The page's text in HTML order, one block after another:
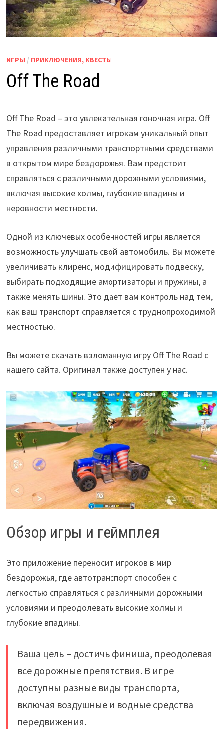
ИГРЫ / ПРИКЛЮЧЕНИЯ, КВЕСТЫ
Off The Road
Off The Road – это увлекательная гоночная игра. Off
The Road предоставляет игрокам уникальный опыт
управления различными транспортными средствами
в открытом мире бездорожья. Вам предстоит
справляться с различными дорожными условиями,
включая высокие холмы, глубокие впадины и
неровности местности.
Одной из ключевых особенностей игры является
возможность улучшать свой автомобиль. Вы можете
увеличивать клиренс, модифицировать подвеску,
выбирать подходящие амортизаторы и пружины, а
также менять шины. Это дает вам контроль над тем,
как ваш транспорт справляется с труднопроходимой
местностью.
Вы можете скачать взломанную игру Off The Road с
нашего сайта. Оригинал также доступен у нас.
Обзор игры и геймплея
Это приложение переносит игроков в мир
бездорожья, где автотранспорт способен с
легкостью справляться с различными дорожными
условиями и преодолевать высокие холмы и
глубокие впадины.
Ваша цель – достичь финиша, преодолевая
все дорожные препятствия. В игре
доступны разные виды транспорта,
включая воздушные и водные средства
передвижения.